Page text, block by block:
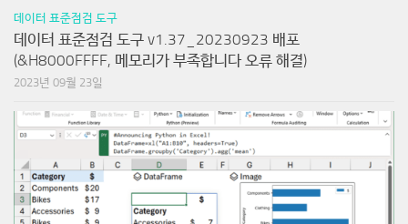
데이터 표준점검 도구
데이터 표준점검 도구 v1.37_20230923 배포
(&H8000FFFF, 메모리가 부족합니다 오류 해결)
2023년 09월 23일